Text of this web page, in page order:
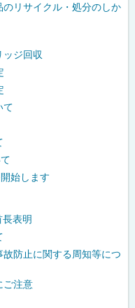
リサイクル・処分のしか
ジ回収
て
始します
表明
防止に関する周知等につ
ご注意